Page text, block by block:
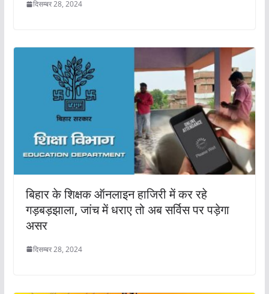
दिसम्बर 28, 2024
बिहार के शिक्षक ऑनलाइन हाजिरी में कर रहे
गड़बड़झाला, जांच में धराए तो अब सर्विस पर पड़ेगा
असर
दिसम्बर 28, 2024